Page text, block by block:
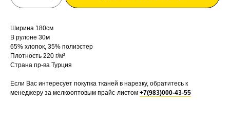
Ширина 180см
В рулоне 30м
65% хлопок, 35% полиэстер
Плотность 220 г/м²
Страна пр-ва Турция
Если Вас интересует покупка тканей в нарезку, обратитесь к
менеджеру за мелкооптовым прайс-листом +7(983)000-43-55